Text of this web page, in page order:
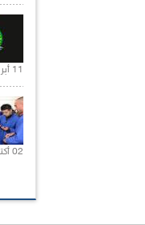
11 أبريل 2020 |
02 أكتوبر 2020 |